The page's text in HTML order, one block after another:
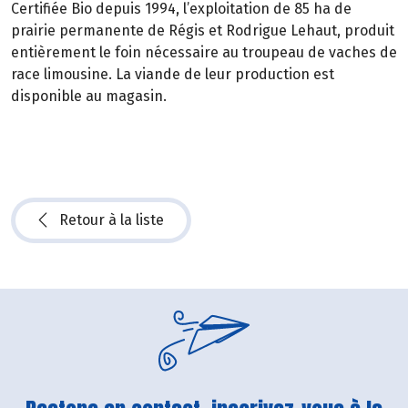
Certifiée Bio depuis 1994, l’exploitation de 85 ha de
prairie permanente de Régis et Rodrigue Lehaut, produit
entièrement le foin nécessaire au troupeau de vaches de
race limousine. La viande de leur production est
disponible au magasin.
Retour à la liste